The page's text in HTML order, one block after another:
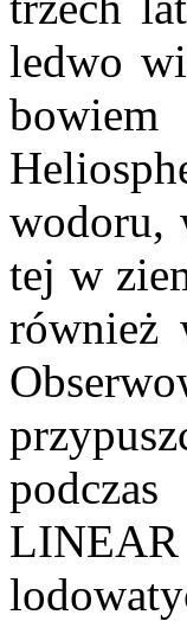
ledwo
wodoru,
tej w
również
LINEAR